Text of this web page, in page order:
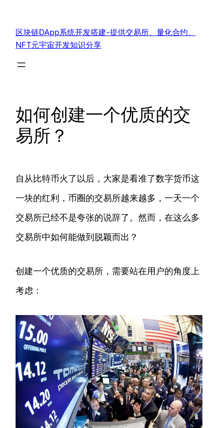
区块链DApp系统开发搭建-提供交易所、量化合约、
NFT元宇宙开发知识分享
如何创建一个优质的交
易所？
自从比特币火了以后，大家是看准了数字货币这
一块的红利，币圈的交易所越来越多，一天一个
交易所已经不是夸张的说辞了。然而，在这么多
交易所中如何能做到脱颖而出？
创建一个优质的交易所，需要站在用户的角度上
考虑：